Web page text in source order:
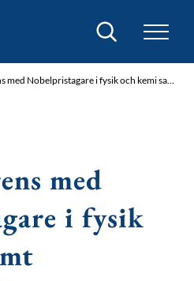
Sök
Nobelpristagare i fysik och kemi samt ekonomipristagare
med
i fysik